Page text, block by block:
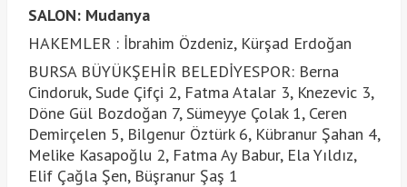
SALON: Mudanya
HAKEMLER : İbrahim Özdeniz, Kürşad Erdoğan
BURSA BÜYÜKŞEHİR BELEDİYESPOR: Berna
Cindoruk, Sude Çifçi 2, Fatma Atalar 3, Knezevic 3,
Döne Gül Bozdoğan 7, Sümeyye Çolak 1, Ceren
Demirçelen 5, Bilgenur Öztürk 6, Kübranur Şahan 4,
Melike Kasapoğlu 2, Fatma Ay Babur, Ela Yıldız,
Elif Çağla Şen, Büşranur Şaş 1